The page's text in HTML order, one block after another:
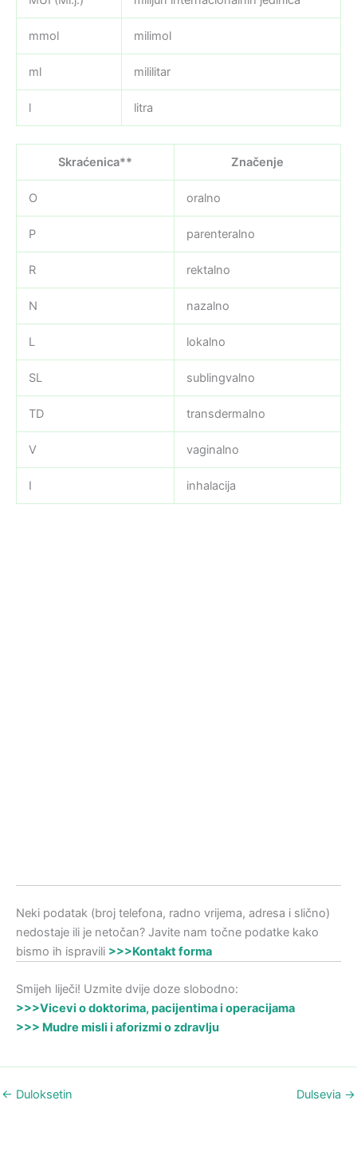
mmol milimol
ml mililitar
l litra
Skraćenica** Značenje
O oralno
P parenteralno
R rektalno
N nazalno
L lokalno
SL sublingvalno
TD transdermalno
V vaginalno
I inhalacija
Neki podatak (broj telefona, radno vrijema, adresa i slično)
nedostaje ili je netočan? Javite nam točne podatke kako
bismo ih ispravili >>>Kontakt forma
Smijeh liječi! Uzmite dvije doze slobodno:
>>>Vicevi o doktorima, pacijentima i operacijama
>>> Mudre misli i aforizmi o zdravlju
← Duloksetin Dulsevia →